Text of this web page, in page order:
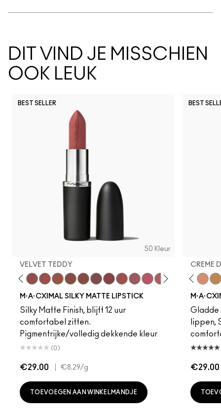
DIT VIND JE MISSCHIEN
OOK LEUK
BEST SELLER
50 Kleur
VELVET TEDDY
M·A·CXIMAL SILKY MATTE LIPSTICK
Silky Matte Finish, blijft 12 uur
comfortabel zitten.
Pigmentrijke/volledig dekkende kleur
(0)
€29.00 €8.29/g
TOEVOEGEN AAN WINKELMANDJE
BEST
CREME
Gladde
lippen,
€29.00